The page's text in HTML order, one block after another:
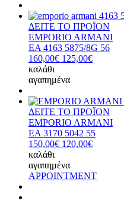
ΔΕΙΤΕ ΤΟ ΠΡΟΪΟΝ
EMPORIO ARMANI
EA 4163 5875/8G 56
160,00€ 125,00€
καλάθι
αγαπημένα
ΔΕΙΤΕ ΤΟ ΠΡΟΪΟΝ
EMPORIO ARMANI
EA 3170 5042 55
150,00€ 120,00€
καλάθι
αγαπημένα
APPOINTMENT